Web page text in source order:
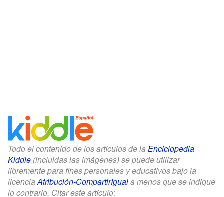
Todo el contenido de los artículos de la Enciclopedia
Kiddle (incluidas las imágenes) se puede utilizar
libremente para fines personales y educativos bajo la
licenciaAtribución-CompartirIguala menos que se indique
lo contrario. Citar este artículo: